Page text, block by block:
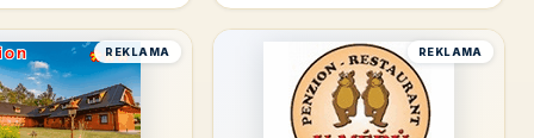
REKLAMA REKLAMA